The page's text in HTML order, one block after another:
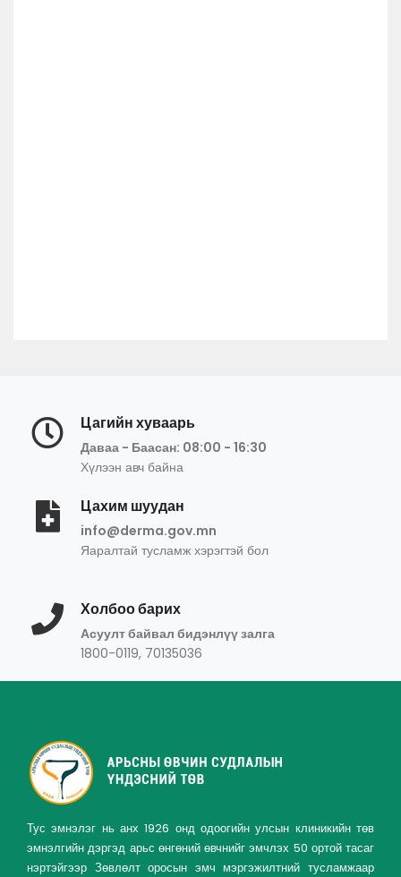
Цагийн хуваарь
Даваа - Баасан: 08:00 - 16:30
Хүлээн авч байна
Цахим шуудан
info@derma.gov.mn
Яаралтай тусламж хэрэгтэй бол
Холбоо барих
Асуулт байвал бидэнлүү залга
1800-0119, 70135036
Тус эмнэлэг нь анх 1926 онд одоогийн улсын клиникийн төв
эмнэлгийн дэргэд арьс өнгөний өвчнийг эмчлэх 50 ортой тасаг
нэртэйгээр Зөвлөлт оросын эмч мэргэжилтний тусламжаар